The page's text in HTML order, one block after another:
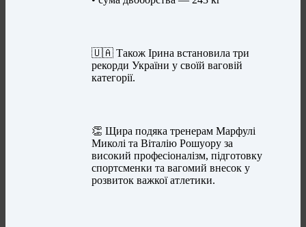
🇺🇦 Також Ірина встановила три
рекорди України у своїй ваговій
категорії.
👏 Щира подяка тренерам Марфулі
Миколі та Віталію Рошуору за
високий професіоналізм, підготовку
спортсменки та вагомий внесок у
розвиток важкої атлетики.